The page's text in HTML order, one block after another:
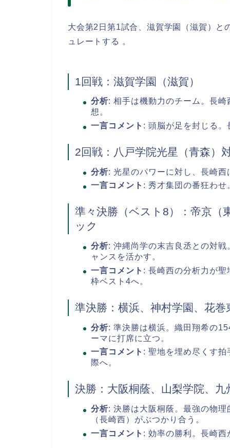
大会第2日第1試合、滋賀学園（滋賀）と
ュレートする 。
1回戦：滋賀学園（滋賀）
分析: 相手は機動力のチーム。長
想。
一言コメント : 頭脳が足を封じる
2回戦：八戸学院光星（青森）
分析: 光星のパワーに対し、長崎
一言コメント : 秀才集団の番狂わ
準々決勝（ベスト8）：帝京（
ック
分析: 沖縄尚学の末吉良丞との対
ャンスを活かす。
一言コメント : 長崎西の分析力が
枠ベスト4へ。
準決勝：横浜、神村学園、花
分析: 準決勝は横浜。織田翔希の
ーマに打席に立つ。
一言コメント : 聖地を埋め尽くす
際へ。
決勝：大阪桐蔭、山梨学院、
分析: 決勝は大阪桐蔭。最強の物
（長崎西）がぶつかり合う。
一言コメント : 効率の勝利。長崎